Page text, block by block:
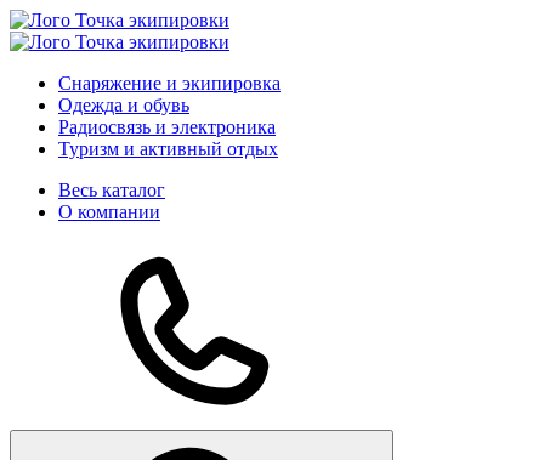
Снаряжение и экипировка
Одежда и обувь
Радиосвязь и электроника
Туризм и активный отдых
Весь каталог
О компании